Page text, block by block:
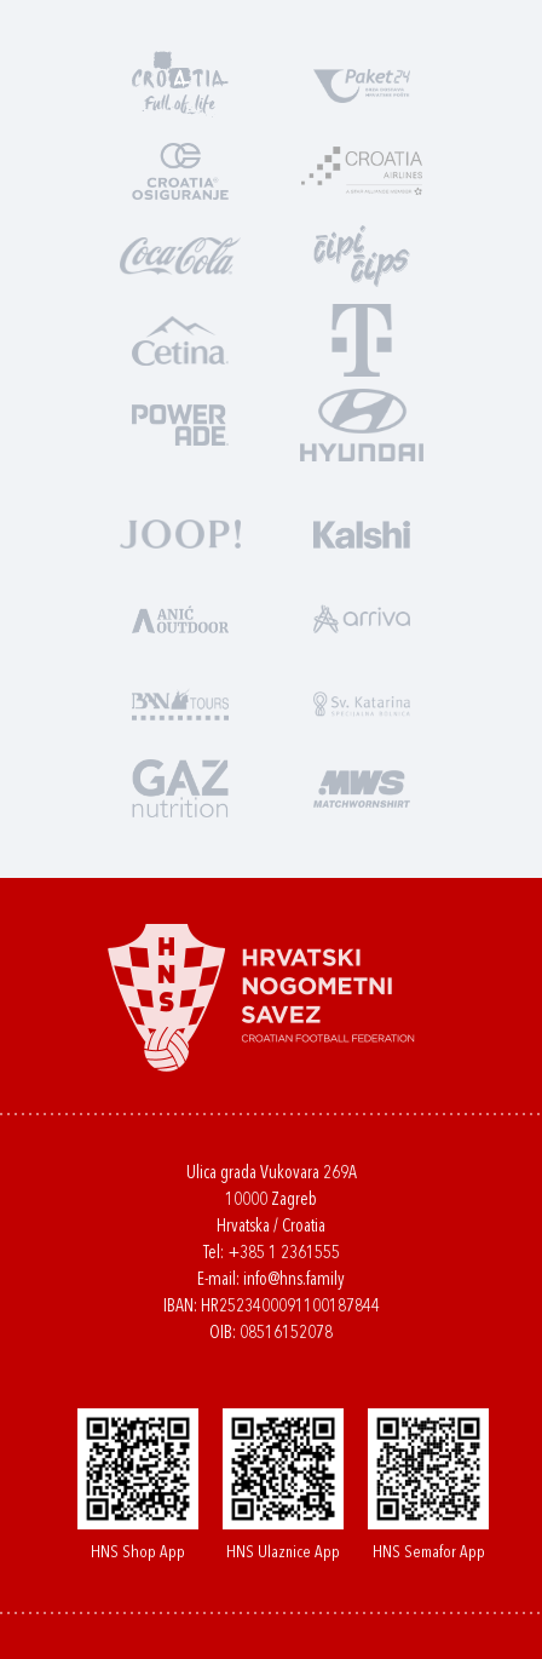
Ulica grada Vukovara 269A
10000 Zagreb
Hrvatska / Croatia
Tel: +385 1 2361555
E-mail: info@hns.family
IBAN: HR2523400091100187844
OIB: 08516152078
HNS Shop App HNS Ulaznice App HNS Semafor App